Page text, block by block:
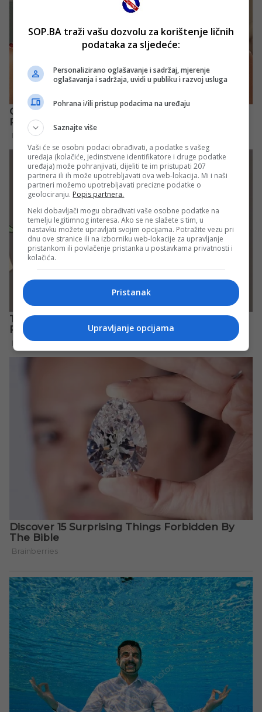
SOP.BA traži vašu dozvolu za korištenje ličnih
podataka za sljedeće:
Personalizirano oglašavanje i sadržaj, mjerenje
oglašavanja i sadržaja, uvidi u publiku i razvoj usluga
Pohrana i/ili pristup podacima na uređaju
Saznajte više
Vaši će se osobni podaci obrađivati, a podatke s vašeg
uređaja (kolačiće, jedinstvene identifikatore i druge podatke
uređaja) može pohranjivati, dijeliti te im pristupati 207
partnera ili ih može upotrebljavati ova web-lokacija. Mi i naši
partneri možemo upotrebljavati precizne podatke o
geolociranju. Popis partnera.
Neki dobavljači mogu obrađivati vaše osobne podatke na
temelju legitimnog interesa. Ako se ne slažete s tim, u
nastavku možete upravljati svojim opcijama. Potražite vezu pri
dnu ove stranice ili na izborniku web-lokacije za upravljanje
pristankom ili povlačenje pristanka u postavkama privatnosti i
kolačića.
Pristanak
Upravljanje opcijama